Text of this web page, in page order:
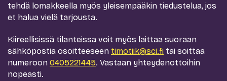
tehdä lomakkeella myös yleisempääkin tiedustelua, jos
et halua vielä tarjousta.
Kiireellisissä tilanteissa voit myös laittaa suoraan
sähköpostia osoitteeseen timotiik@sci.fi tai soittaa
numeroon 0405221445. Vastaan yhteydenottoihin
nopeasti.